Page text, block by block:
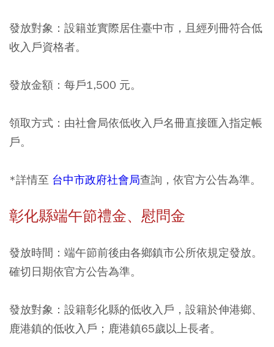
發放對象：設籍並實際居住臺中市，且經列冊符合低
收入戶資格者。
發放金額：每戶1,500 元。
領取方式：由社會局依低收入戶名冊直接匯入指定帳
戶。
*詳情至 台中市政府社會局查詢，依官方公告為準。
彰化縣端午節禮金、慰問金
發放時間：端午節前後由各鄉鎮市公所依規定發放。
確切日期依官方公告為準。
發放對象：設籍彰化縣的低收入戶，設籍於伸港鄉、
鹿港鎮的低收入戶；鹿港鎮65歲以上長者。